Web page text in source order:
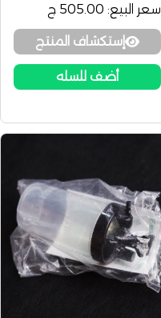
سعر البيع: 505.00 ج
إستكشاف المنتج
أضف للسله